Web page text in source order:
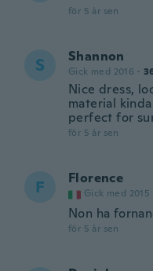
för 5 år sen
S Shannon
Gick med 2016 ·
Nice dress,
material
perfect for
för 5 år sen
F Florence
Gick med 2015
Non ha
för 5 år sen